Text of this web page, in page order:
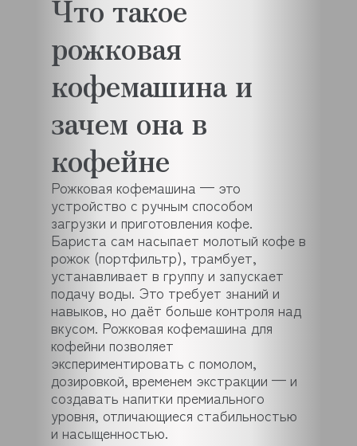
Что такое
рожковая
кофемашина и
зачем она в
кофейне
Рожковая кофемашина — это
устройство с ручным способом
загрузки и приготовления кофе.
Бариста сам насыпает молотый кофе в
рожок (портфильтр), трамбует,
устанавливает в группу и запускает
подачу воды. Это требует знаний и
навыков, но даёт больше контроля над
вкусом. Рожковая кофемашина для
кофейни позволяет
экспериментировать с помолом,
дозировкой, временем экстракции — и
создавать напитки премиального
уровня, отличающиеся стабильностью
и насыщенностью.